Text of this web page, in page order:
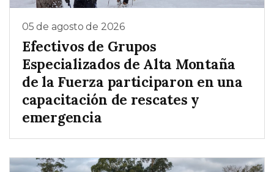
05 de agosto de 2026
Efectivos de Grupos
Especializados de Alta Montaña
de la Fuerza participaron en una
capacitación de rescates y
emergencia